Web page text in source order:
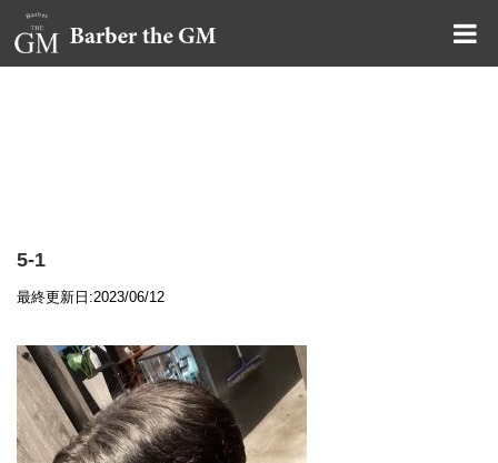
5-1
最終更新日:2023/06/12